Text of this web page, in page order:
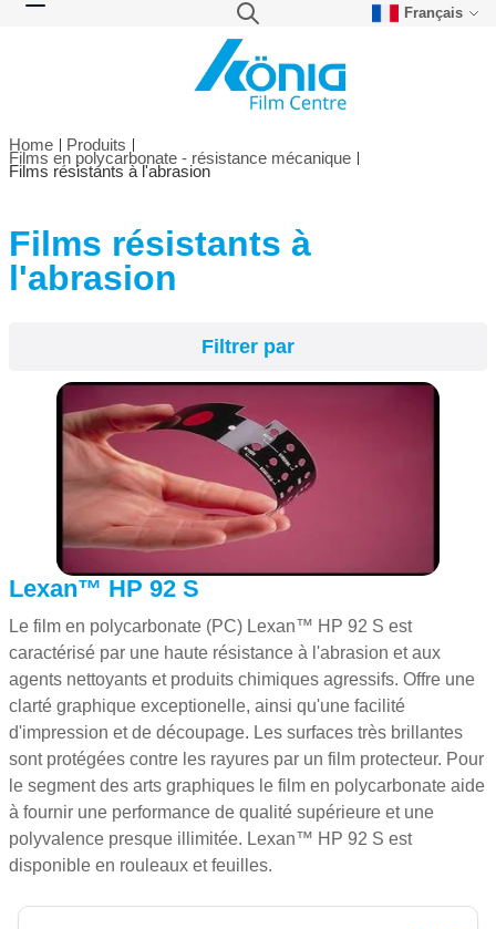
Search
Français
Home Produits
Films en polycarbonate - résistance mécanique
Films résistants à l'abrasion
Filtrer par
Films résistants à
l'abrasion
Filtrer par
Lexan™ HP 92 S
Le film en polycarbonate (PC) Lexan™ HP 92 S est
caractérisé par une haute résistance à l'abrasion et aux
agents nettoyants et produits chimiques agressifs. Offre une
clarté graphique exceptionelle, ainsi qu'une facilité
d'impression et de découpage. Les surfaces très brillantes
sont protégées contre les rayures par un film protecteur. Pour
le segment des arts graphiques le film en polycarbonate aide
à fournir une performance de qualité supérieure et une
polyvalence presque illimitée. Lexan™ HP 92 S est
disponible en rouleaux et feuilles.